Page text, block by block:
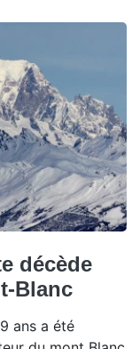
décède
Blanc
ans a été